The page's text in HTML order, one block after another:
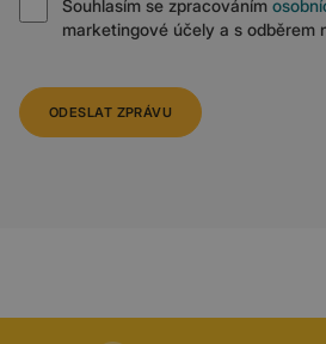
Souhlasím se zpracováním
marketingové účely a s odběrem
ODESLAT ZPRÁVU